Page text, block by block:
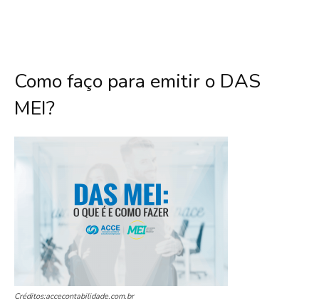
Como faço para emitir o DAS
MEI?
Créditos:accecontabilidade.com.br